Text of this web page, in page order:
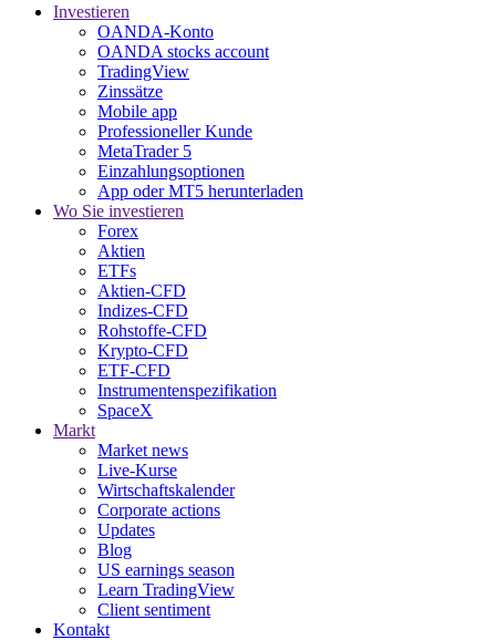
Investieren
OANDA-Konto
OANDA stocks account
TradingView
Zinssätze
Mobile app
Professioneller Kunde
MetaTrader 5
Einzahlungsoptionen
App oder MT5 herunterladen
Wo Sie investieren
Forex
Aktien
ETFs
Aktien-CFD
Indizes-CFD
Rohstoffe-CFD
Krypto-CFD
ETF-CFD
Instrumentenspezifikation
SpaceX
Markt
Market news
Live-Kurse
Wirtschaftskalender
Corporate actions
Updates
Blog
US earnings season
Learn TradingView
Client sentiment
Kontakt